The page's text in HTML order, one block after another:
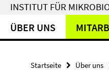
INSTITUT FÜR
ÜBER UNS
Startseite Über uns